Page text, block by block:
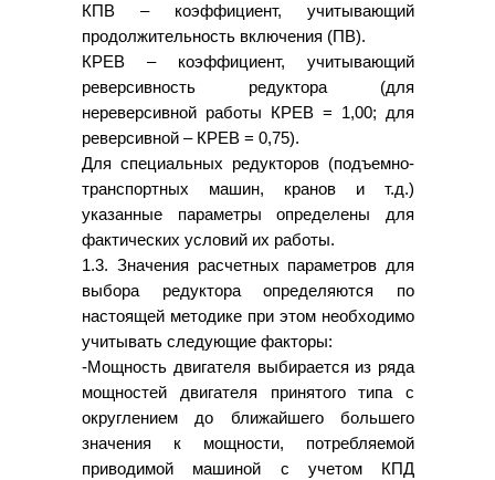
КПВ – коэффициент, учитывающий
продолжительность включения (ПВ).
КРЕВ – коэффициент, учитывающий
реверсивность редуктора (для
нереверсивной работы КРЕВ = 1,00; для
реверсивной – КРЕВ = 0,75).
Для специальных редукторов (подъемно-
транспортных машин, кранов и т.д.)
указанные параметры определены для
фактических условий их работы.
1.3. Значения расчетных параметров для
выбора редуктора определяются по
настоящей методике при этом необходимо
учитывать следующие факторы:
-Мощность двигателя выбирается из ряда
мощностей двигателя принятого типа с
округлением до ближайшего большего
значения к мощности, потребляемой
приводимой машиной с учетом КПД